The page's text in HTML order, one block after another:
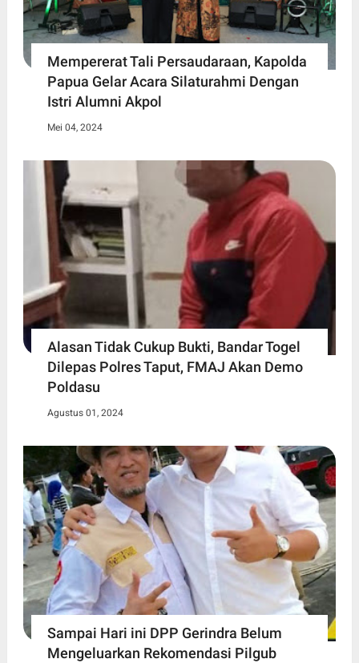
Mempererat Tali Persaudaraan, Kapolda
Papua Gelar Acara Silaturahmi Dengan
Istri Alumni Akpol
Mei 04, 2024
Alasan Tidak Cukup Bukti, Bandar Togel
Dilepas Polres Taput, FMAJ Akan Demo
Poldasu
Agustus 01, 2024
Sampai Hari ini DPP Gerindra Belum
Mengeluarkan Rekomendasi Pilgub